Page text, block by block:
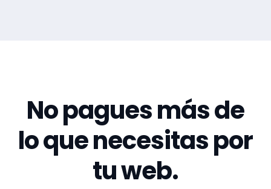
No pagues más de
lo que necesitas por
tu web.